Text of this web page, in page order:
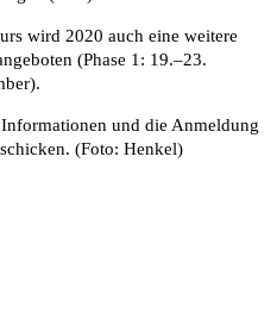
wird 2020 auch eine weitere
(Phase 1: 19.–23.
und die Anmeldung
schicken. (Foto: Henkel)